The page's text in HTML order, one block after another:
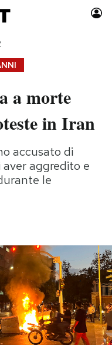
Idee
Boomer!
a morte
in Iran
accusato di
aver aggredito e
le